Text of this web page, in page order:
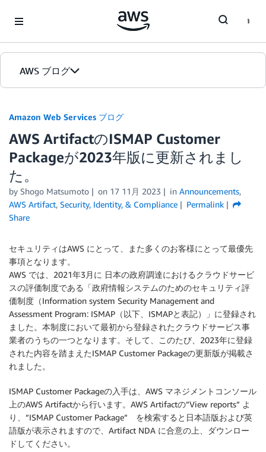
AWS ブログ
カテゴリ
エディション
Amazon Web Services ブログ
AWS ArtifactのISMAP Customer
Packageが2023年版に更新されまし
た。
by Shogo Matsumoto on 17 11月 2023 in Announcements,
AWS Artifact, Security, Identity, & Compliance
Permalink
Share
セキュリティはAWS にとって、また多くのお客様にとって最優先
事項となります。
AWS では、2021年3月に 日本の政府調達におけるクラウドサービ
スの評価制度である「政府情報システムのためのセキュリティ評
価制度（Information system Security Management and
Assessment Program: ISMAP（以下、ISMAPと表記）」に登録され
ました。本制度において最初から登録されたクラウドサービス事
業者のうちの一つとなります。そして、このたび、2023年に登録
された内容を踏まえたISMAP Customer Packageの更新版が掲載さ
れました。
ISMAP Customer Packageの入手は、AWS マネジメントコンソール
上のAWS Artifactから行います。AWS Artifactの”View reports” よ
り、”ISMAP Customer Package” を検索すると日本語版および英
語版が表示されますので、Artifact NDA に合意の上、ダウンロー
ドしてください。